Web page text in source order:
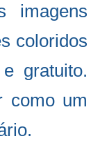
imagens
coloridos
gratuito.
como um